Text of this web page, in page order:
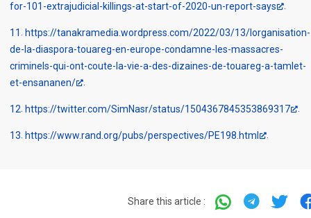
for-101-extrajudicial-killings-at-start-of-2020-un-report-says
11 https://tanakramedia.wordpress.com/2022/03/13/lorganisation-
de-la-diaspora-touareg-en-europe-condamne-les-massacres-
criminels-qui-ont-coute-la-vie-a-des-dizaines-de-touareg-a-tamlet-
et-ensananen/
12 https://twitter.com/SimNasr/status/1504367845353869317
13 https://www.rand.org/pubs/perspectives/PE198.html
Share this article :